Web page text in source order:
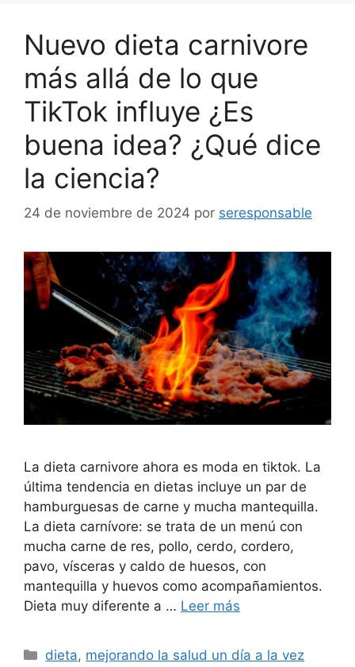
Nuevo dieta carnivore
más allá de lo que
TikTok influye ¿Es
buena idea? ¿Qué dice
la ciencia?
24 de noviembre de 2024 por seresponsable
La dieta carnivore ahora es moda en tiktok. La
última tendencia en dietas incluye un par de
hamburguesas de carne y mucha mantequilla.
La dieta carnívore: se trata de un menú con
mucha carne de res, pollo, cerdo, cordero,
pavo, vísceras y caldo de huesos, con
mantequilla y huevos como acompañamientos.
Dieta muy diferente a … Leer más
Categorías
dieta, mejorando la salud un día a la vez